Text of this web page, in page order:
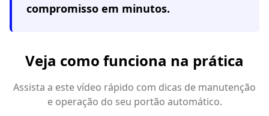
compromisso em minutos.
Veja como funciona na prática
Assista a este vídeo rápido com dicas de manutenção
e operação do seu portão automático.